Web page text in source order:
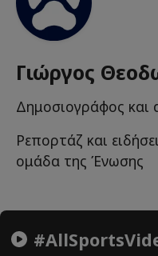
Γιώργος
Δημοσιογράφος και
Ρεπορτάζ και
ομάδα της Ένωσης